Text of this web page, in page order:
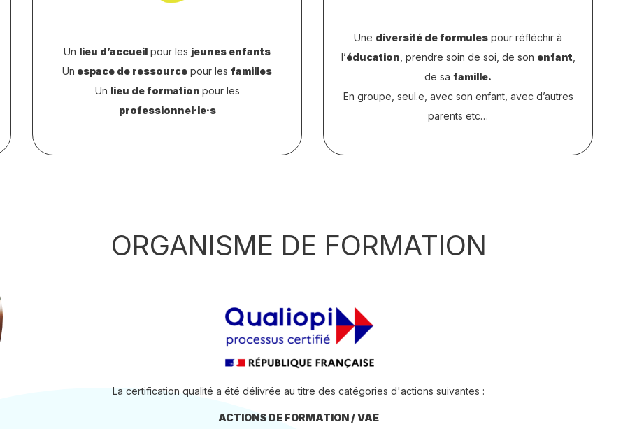
Un lieu d’accueil pour les jeunes enfants
Un espace de ressource pour les familles
Un lieu de formation pour les
professionnel·le·s
Une diversité de formules pour réfléchir à
l’éducation , prendre soin de soi, de son enfant
de sa famille.
En groupe, seul.e, avec son enfant, avec d’autres
parents etc…
ORGANISME DE FORMATION
La certification qualité a été délivrée au titre des catégories d'actions suivantes :
ACTIONS DE FORMATION / VAE